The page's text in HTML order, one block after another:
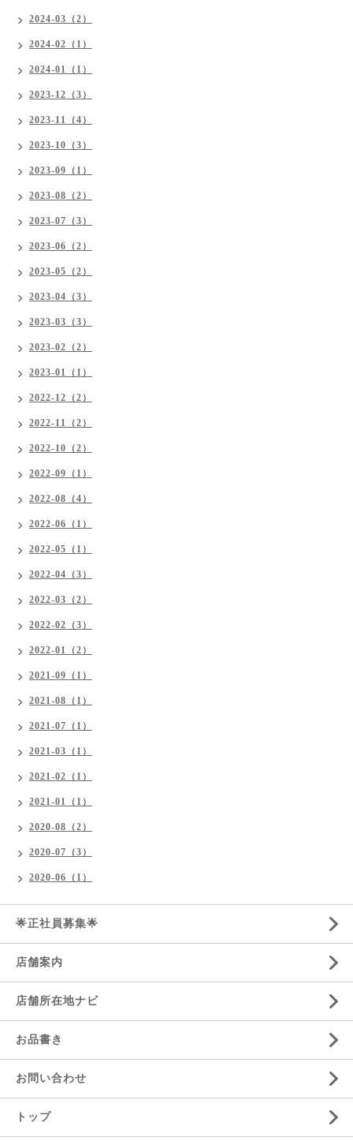
2024-03（2）
2024-02（1）
2024-01（1）
2023-12（3）
2023-11（4）
2023-10（3）
2023-09（1）
2023-08（2）
2023-07（3）
2023-06（2）
2023-05（2）
2023-04（3）
2023-03（3）
2023-02（2）
2023-01（1）
2022-12（2）
2022-11（2）
2022-10（2）
2022-09（1）
2022-08（4）
2022-06（1）
2022-05（1）
2022-04（3）
2022-03（2）
2022-02（3）
2022-01（2）
2021-09（1）
2021-08（1）
2021-07（1）
2021-03（1）
2021-02（1）
2021-01（1）
2020-08（2）
2020-07（3）
2020-06（1）
🌟正社員募集🌟
店舗案内
店舗所在地ナビ
お品書き
お問い合わせ
トップ